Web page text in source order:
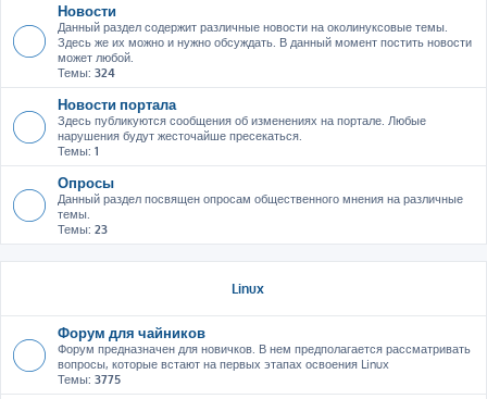
Новости
Данный раздел содержит различные новости на околинуксовые темы.
Здесь же их можно и нужно обсуждать. В данный момент постить новости
может любой.
Темы: 324
Новости портала
Здесь публикуются сообщения об изменениях на портале. Любые
нарушения будут жесточайше пресекаться.
Темы: 1
Опросы
Данный раздел посвящен опросам общественного мнения на различные
темы.
Темы: 23
Linux
Форум для чайников
Форум предназначен для новичков. В нем предполагается рассматривать
вопросы, которые встают на первых этапах освоения Linux
Темы: 3775